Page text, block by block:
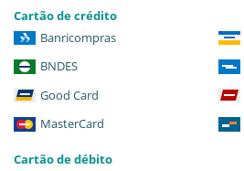
Cartão de crédito
Banricompras
BNDES
Good Card
MasterCard
Cartão de débito